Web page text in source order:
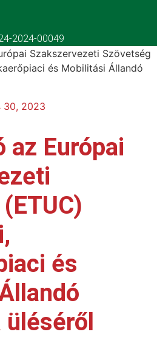
2024-00049
Szakszervezeti Szövetség
és Mobilitási Állandó
30, 2023
az Európai
és
üléséről